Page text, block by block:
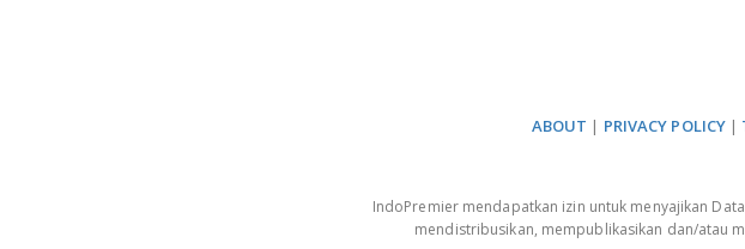
ABOUT | PRIVACY POLICY |
IndoPremier mendapatkan izin untuk menyajikan
mendistribusikan, mempublikasikan dan/atau